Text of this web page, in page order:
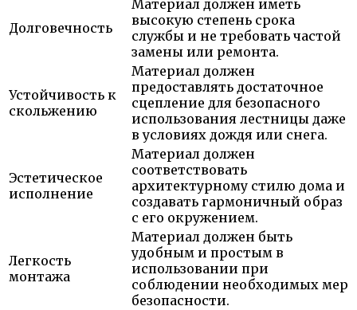
Долговечность
Материал должен иметь
высокую степень срока
службы и не требовать частой
замены или ремонта.
Устойчивость к
скольжению
Материал должен
предоставлять достаточное
сцепление для безопасного
использования лестницы даже
в условиях дождя или снега.
Эстетическое
исполнение
Материал должен
соответствовать
архитектурному стилю дома и
создавать гармоничный образ
с его окружением.
Легкость
монтажа
Материал должен быть
удобным и простым в
использовании при
соблюдении необходимых мер
безопасности.